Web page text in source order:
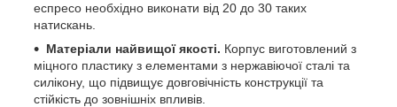
еспресо необхідно виконати від 20 до 30 таких
натискань.
Матеріали найвищої якості. Корпус виготовлений з
міцного пластику з елементами з нержавіючої сталі та
силікону, що підвищує довговічність конструкції та
стійкість до зовнішніх впливів.